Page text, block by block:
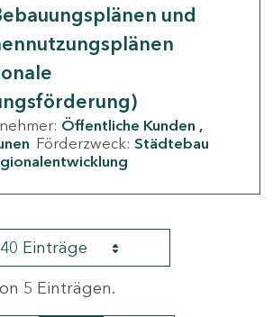
und
Öffentliche Kunden
Förderzweck: Städtebau
40 Einträge
5 Einträgen.